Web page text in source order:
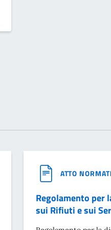
ATTO
Regolamento per
sui Rifiuti e sui